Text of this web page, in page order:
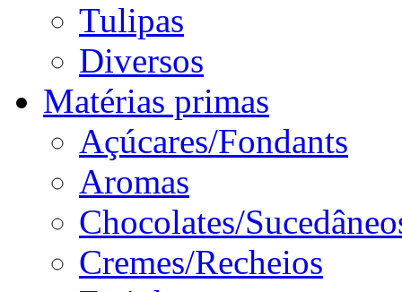
Tulipas
Diversos
Matérias primas
Açúcares/Fondants
Aromas
Chocolates/
Cremes/Recheios